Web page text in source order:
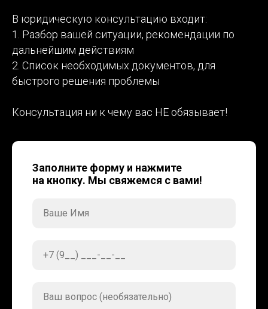
В юридическую консультацию входит:
1. Разбор вашей ситуации, рекомендации по
дальнейшим действиям
2. Список необходимых документов, для
быстрого решения проблемы
Консультация ни к чему вас НЕ обязывает!
Заполните форму и нажмите
на кнопку. Мы свяжемся с вами!
Ваше Имя
+7 (9__) ___-__-__
Ваш вопрос (необязательно)